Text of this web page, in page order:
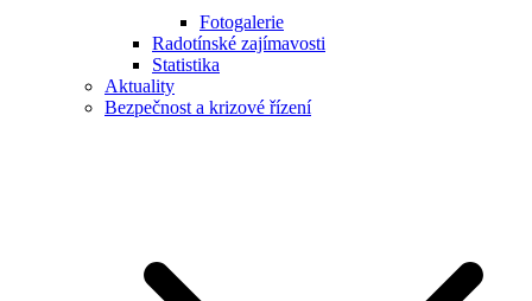
Fotogalerie
Radotínské zajímavosti
Statistika
Aktuality
Bezpečnost a krizové řízení